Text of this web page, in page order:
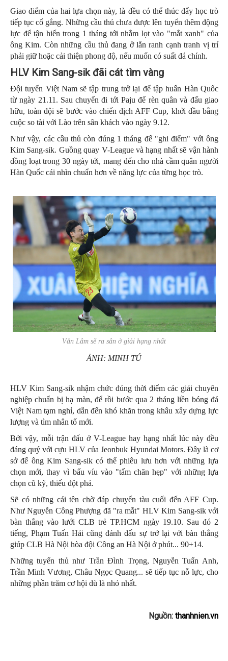
Giao điểm của hai lựa chọn này, là đều có thể thúc đẩy học trò
tiếp tục cố gắng. Những cầu thủ chưa được lên tuyển thêm động
lực để tận hiến trong 1 tháng tới nhằm lọt vào "mắt xanh" của
ông Kim. Còn những cầu thủ đang ở lằn ranh cạnh tranh vị trí
phải giữ hoặc cải thiện phong độ, nếu muốn có suất đá chính.
HLV Kim Sang-sik đãi cát tìm vàng
Đội tuyển Việt Nam sẽ tập trung trở lại để tập huấn Hàn Quốc
từ ngày 21.11. Sau chuyến đi tới Paju để rèn quân và đấu giao
hữu, toàn đội sẽ bước vào chiến dịch AFF Cup, khởi đầu bằng
cuộc so tài với Lào trên sân khách vào ngày 9.12.
Như vậy, các cầu thủ còn đúng 1 tháng để "ghi điểm" với ông
Kim Sang-sik. Guồng quay V-League và hạng nhất sẽ vận hành
đồng loạt trong 30 ngày tới, mang đến cho nhà cầm quân người
Hàn Quốc cái nhìn chuẩn hơn về năng lực của từng học trò.
Văn Lâm sẽ ra sân ở giải hạng nhất
ẢNH: MINH TÚ
HLV Kim Sang-sik nhậm chức đúng thời điểm các giải chuyên
nghiệp chuẩn bị hạ màn, để rồi bước qua 2 tháng liền bóng đá
Việt Nam tạm nghỉ, dẫn đến khó khăn trong khâu xây dựng lực
lượng và tìm nhân tố mới.
Bởi vậy, mỗi trận đấu ở V-League hay hạng nhất lúc này đều
đáng quý với cựu HLV của Jeonbuk Hyundai Motors. Đây là cơ
sở để ông Kim Sang-sik có thể phiêu lưu hơn với những lựa
chọn mới, thay vì bấu víu vào "tấm chăn hẹp" với những lựa
chọn cũ kỹ, thiếu đột phá.
Sẽ có những cái tên chờ đáp chuyến tàu cuối đến AFF Cup.
Như Nguyễn Công Phượng đã "ra mắt" HLV Kim Sang-sik với
bàn thắng vào lưới CLB trẻ TP.HCM ngày 19.10. Sau đó 2
tiếng, Phạm Tuấn Hải cũng đánh dấu sự trở lại với bàn thắng
giúp CLB Hà Nội hòa đội Công an Hà Nội ở phút... 90+14.
Những tuyển thủ như Trần Đình Trọng, Nguyễn Tuấn Anh,
Trần Minh Vương, Châu Ngọc Quang... sẽ tiếp tục nỗ lực, cho
những phần trăm cơ hội dù là nhỏ nhất.
Nguồn: thanhnien.vn